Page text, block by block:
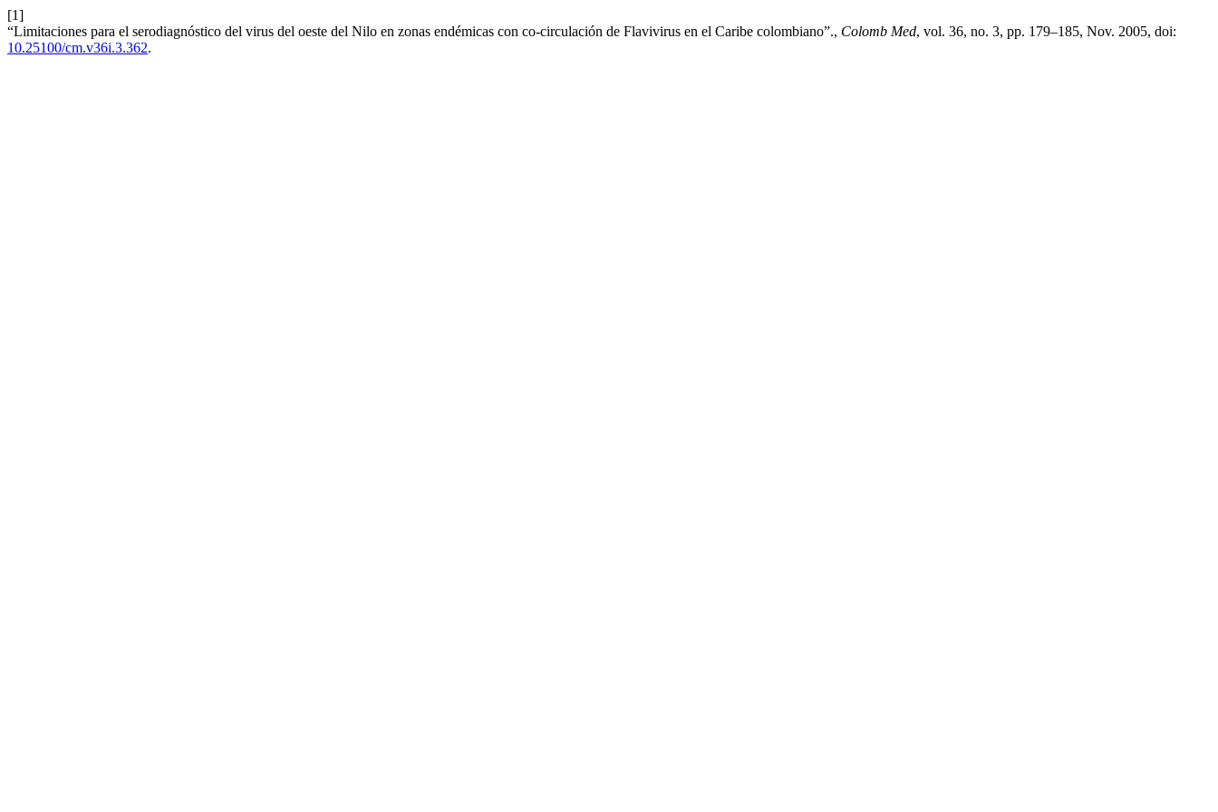
[1]
“Limitaciones para el serodiagnóstico del virus del oeste del Nilo en zonas endémicas con co-circulación de Flavivirus en el Caribe colombiano”., Colomb Med, vol. 36, no. 3, pp. 179–185, Nov. 2005, doi:
10.25100/cm.v36i.3.362.